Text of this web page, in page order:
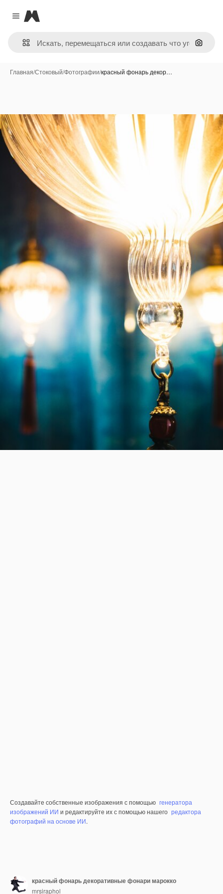
Close menu
Magnific
Поиск
Главная/Стоковый/Фотографии/красный фонарь декор…
Создавайте собственные изображения с помощью генератора
изображений ИИ и редактируйте их с помощью нашего редактора
фотографий на основе ИИ.
красный фонарь декоративные фонари марокко
mrsiraphol